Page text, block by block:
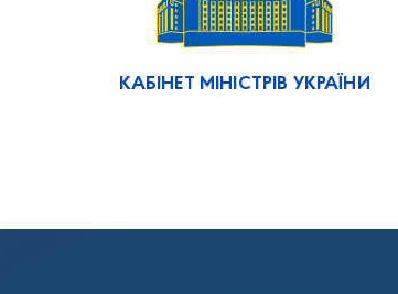
КАБІНЕТ МІНІСТРІВ УКРАЇНИ